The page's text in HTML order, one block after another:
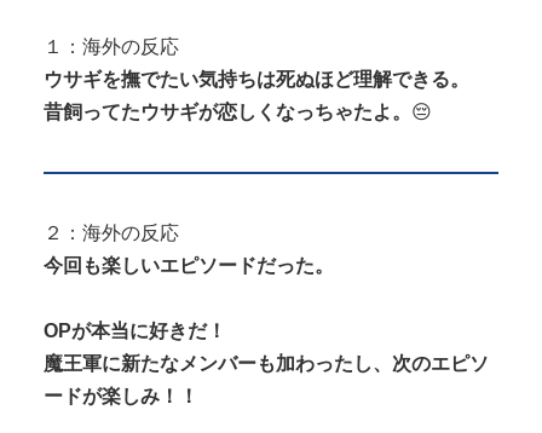
Powered by livedoor 相互RSS
１：海外の反応
ウサギを撫でたい気持ちは死ぬほど理解できる。
昔飼ってたウサギが恋しくなっちゃたよ。 😔
２：海外の反応
今回も楽しいエピソードだった。
OPが本当に好きだ！
魔王軍に新たなメンバーも加わったし、次のエピソ
ードが楽しみ！！